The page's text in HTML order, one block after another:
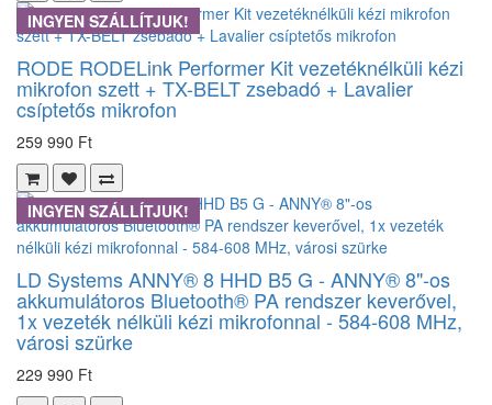
INGYEN SZÁLLÍTJUK!
RODE RODELink Performer Kit vezetéknélküli kézi
mikrofon szett + TX-BELT zsebadó + Lavalier
csíptetős mikrofon
259 990 Ft
INGYEN SZÁLLÍTJUK!
LD Systems ANNY® 8 HHD B5 G - ANNY® 8"-os
akkumulátoros Bluetooth® PA rendszer keverővel,
1x vezeték nélküli kézi mikrofonnal - 584-608 MHz,
városi szürke
229 990 Ft